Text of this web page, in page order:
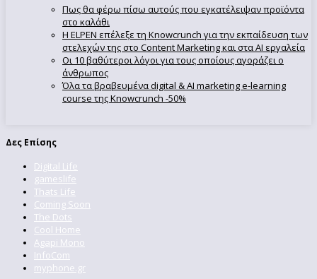
Πως θα φέρω πίσω αυτούς που εγκατέλειψαν προϊόντα
στο καλάθι
Η ELPEN επέλεξε τη Knowcrunch για την εκπαίδευση των
στελεχών της στο Content Marketing και στα AI εργαλεία
Οι 10 βαθύτεροι λόγοι για τους οποίους αγοράζει ο
άνθρωπος
Όλα τα βραβευμένα digital & AI marketing e-learning
course της Knowcrunch -50%
Δες Επίσης
Digital Life
gameslife
Thats Life
Coming Soon
The Dots
Cool Home
Agapi Mono
InfoCom
myphone.gr